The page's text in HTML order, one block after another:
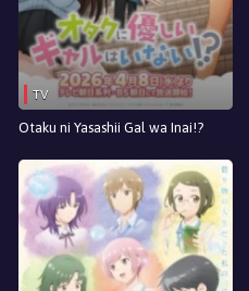
TV
Otaku ni Yasashii Gal wa Inai!?